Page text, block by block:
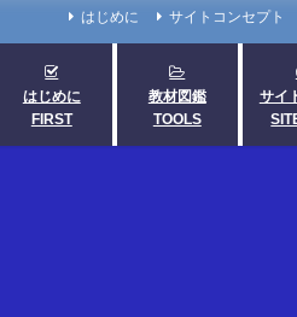
はじめに サイトコンセプト
はじめに
FIRST
教材図鑑
TOOLS
サイ